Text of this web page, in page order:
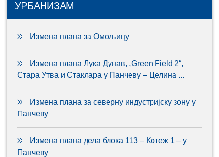
УРБАНИЗАМ
Измена плана за Омољицу
Измена плана Лука Дунав, „Green Field 2“,
Стара Утва и Стаклара у Панчеву – Целина ...
Измена плана за северну индустријску зону у
Панчеву
Измена плана дела блока 113 – Котеж 1 – у
Панчеву